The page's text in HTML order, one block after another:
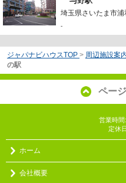
埼玉県さいたま市浦
-
ジャパナビハウスTOP > 周辺施設案
の駅
ペー
営業時
定休
ホーム
会社概要